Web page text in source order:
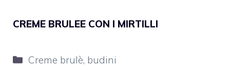
CREME BRULEE CON I MIRTILLI
Categorie
Creme brulè, budini